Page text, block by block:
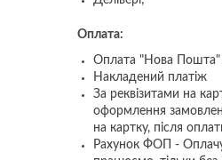
Оплата:
Оплата "Нова Пошта"
Накладений платіж
За реквізитами на
оформлення
на картку, після
Рахунок ФОП -